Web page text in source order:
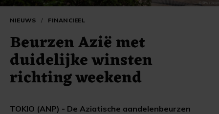
NIEUWS / FINANCIEEL
Beurzen Azië met
duidelijke winsten
richting weekend
TOKIO (ANP) - De Aziatische aandelenbeurzen